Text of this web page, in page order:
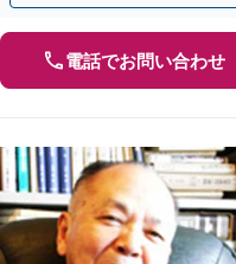
電話でお問い合わせ